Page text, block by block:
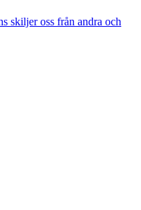
skiljer oss från andra och